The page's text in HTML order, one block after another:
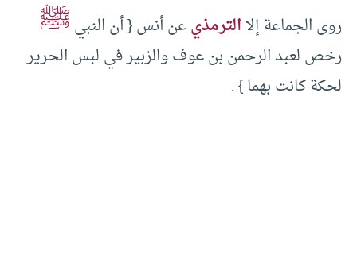
روى الجماعة إلاالترمذيعن أنس { أن النبيﷺ
رخص لعبد الرحمن بن عوف والزبير في لبس الحرير
لحكة كانت بهما } .